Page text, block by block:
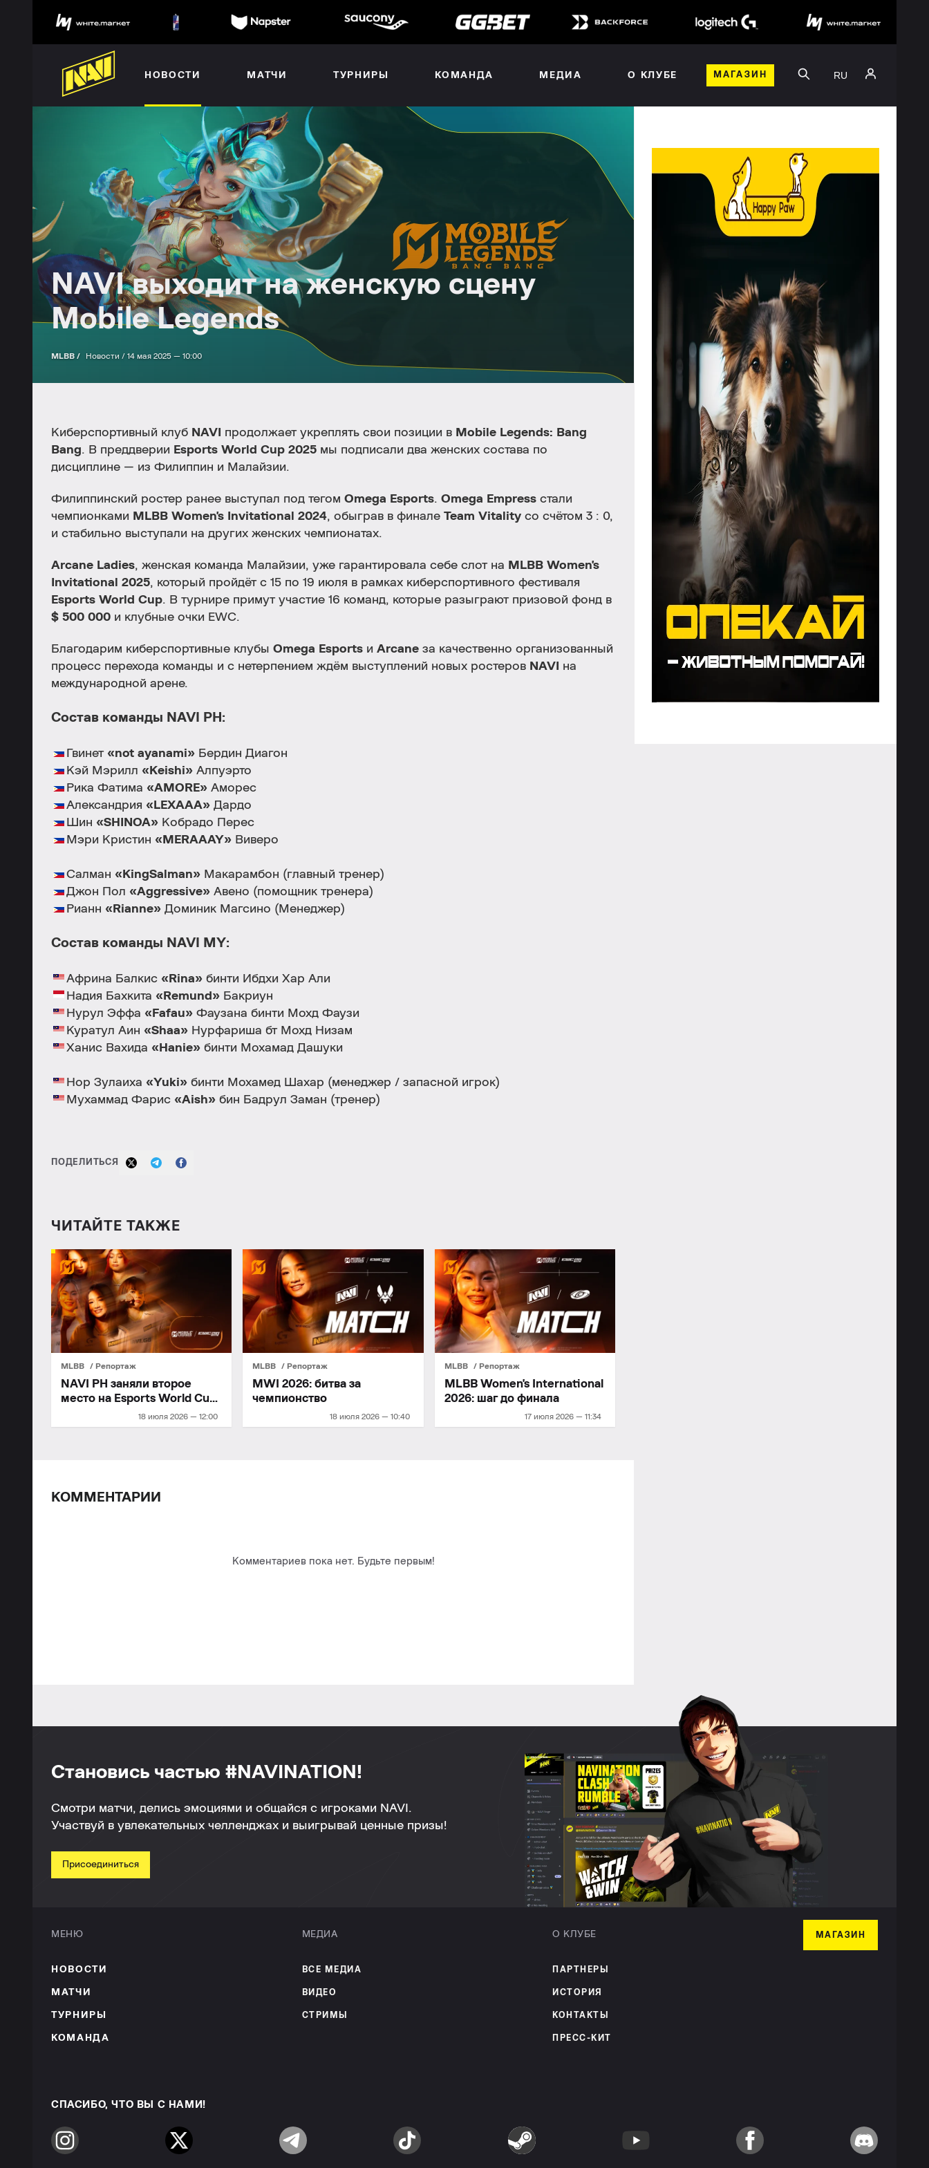
НОВОСТИ МАТЧИ ТУРНИРЫ КОМАНДА МЕДИА О КЛУБЕ МАГАЗИН RU
NAVI выходит на женскую сцену
Mobile Legends
MLBB / Новости / 14 мая 2025 — 10:00
Киберспортивный клуб NAVI продолжает укреплять свои позиции в Mobile Legends: Bang
Bang. В преддверии Esports World Cup 2025 мы подписали два женских состава по
дисциплине — из Филиппин и Малайзии.
Филиппинский ростер ранее выступал под тегом Omega Esports. Omega Empress стали
чемпионками MLBB Women's Invitational 2024, обыграв в финале Team Vitality со счётом 3 : 0,
и стабильно выступали на других женских чемпионатах.
Arcane Ladies, женская команда Малайзии, уже гарантировала себе слот на MLBB Women's
Invitational 2025, который пройдёт с 15 по 19 июля в рамках киберспортивного фестиваля
Esports World Cup. В турнире примут участие 16 команд, которые разыграют призовой фонд в
$ 500 000 и клубные очки EWC.
Благодарим киберспортивные клубы Omega Esports и Arcane за качественно организованный
процесс перехода команды и с нетерпением ждём выступлений новых ростеров NAVI
на
международной арене.
Состав команды NAVI PH:
Гвинет «not ayanami» Бердин Диагон
Кэй Мэрилл «Keishi» Алпуэрто
Рика Фатима «AMORE» Аморес
Александрия «LEXAAA» Дардо
Шин «SHINOA» Кобрадо Перес
Мэри Кристин «MERAAAY» Виверо
Салман «KingSalman» Макарамбон (главный тренер)
Джон Пол «Aggressive» Авено (помощник тренера)
Рианн «Rianne» Доминик Магсино (Менеджер)
Состав команды NAVI MY:
Африна Балкис «Rina» бинти Ибдхи Хар Али
Надия Бахкита «Remund» Бакриун
Нурул Эффа «Fafau» Фаузана бинти Мохд Фаузи
Куратул Аин «Shaa» Нурфариша бт Мохд Низам
Ханис Вахида «Hanie» бинти Мохамад Дашуки
Нор Зулаиха «Yuki» бинти Мохамед Шахар (менеджер / запасной игрок)
Мухаммад Фарис «Aish» бин Бадрул Заман (тренер)
ПОДЕЛИТЬСЯ
ЧИТАЙТЕ ТАКЖЕ
MLBB Репортаж
18 июля 2026 — 12:00
NAVI PH заняли второе
место на Esports World Cup
MLBB Репортаж
18 июля 2026 — 10:40
MWI 2026: битва за
чемпионство
MLBB Репортаж
17 июля 2026 — 11:34
MLBB Women's International
2026: шаг до финала
КОММЕНТАРИИ
Комментариев пока нет. Будьте первым!
Становись частью #NAVINATION!
Смотри матчи, делись эмоциями и общайся с игроками NAVI.
Участвуй в увлекательных челленджах и выигрывай ценные призы!
Присоединиться
МЕНЮ
НОВОСТИ
МАТЧИ
ТУРНИРЫ
КОМАНДА
МЕДИА
ВСЕ МЕДИА
ВИДЕО
СТРИМЫ
О КЛУБЕ
ПАРТНЕРЫ
ИСТОРИЯ
КОНТАКТЫ
ПРЕСС-КИТ
МАГАЗИН
СПАСИБО, ЧТО ВЫ С НАМИ!
Instagram Twitter Telegram TikTok Steam YouTube Facebook Discord